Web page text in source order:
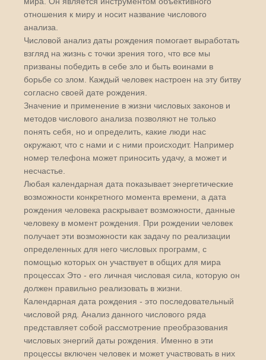
отношения к миру и носит название числового
анализа.
Числовой анализ даты рождения помогает выработать
взгляд на жизнь с точки зрения того, что все мы
призваны победить в себе зло и быть воинами в
борьбе со злом. Каждый человек настроен на эту битву
согласно своей дате рождения.
Значение и применение в жизни числовых законов и
методов числового анализа позволяют не только
понять себя, но и определить, какие люди нас
окружают, что с нами и с ними происходит. Например
номер телефона может приносить удачу, а может и
несчастье.
Любая календарная дата показывает энергетические
возможности конкретного момента времени, а дата
рождения человека раскрывает возможности, данные
человеку в момент рождения. При рождении человек
получает эти возможности как задачу по реализации
определенных для него числовых программ, с
помощью которых он участвует в общих для мира
процессах Это - его личная числовая сила, которую он
должен правильно реализовать в жизни.
Календарная дата рождения - это последовательный
числовой ряд. Анализ данного числового ряда
представляет собой рассмотрение преобразования
числовых энергий даты рождения. Именно в эти
процессы включен человек и может участвовать в них